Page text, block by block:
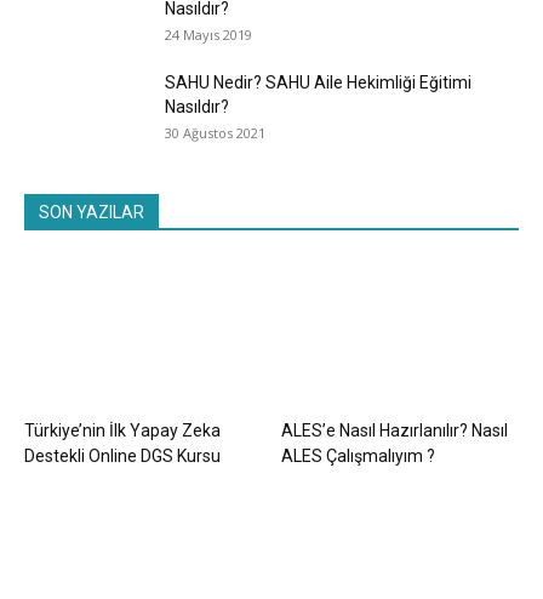
Nasıldır?
24 Mayıs 2019
SAHU Nedir? SAHU Aile Hekimliği Eğitimi
Nasıldır?
30 Ağustos 2021
SON YAZILAR
Türkiye’nin İlk Yapay Zeka
Destekli Online DGS Kursu
ALES’e Nasıl Hazırlanılır? Nasıl
ALES Çalışmalıyım ?